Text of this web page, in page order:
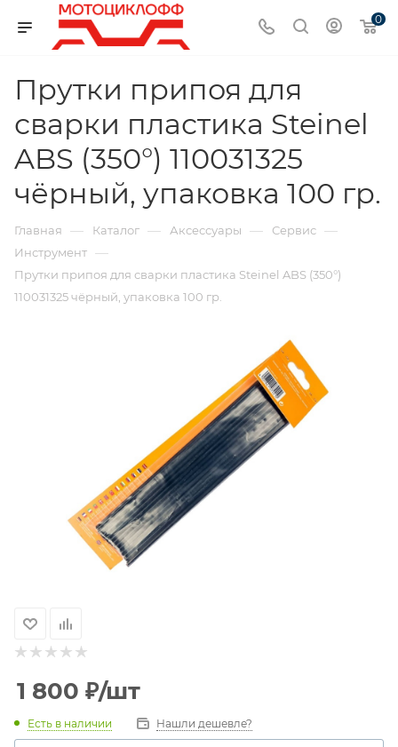
0
Прутки припоя для
сварки пластика Steinel
ABS (350°) 110031325
чёрный, упаковка 100 гр.
Главная — Каталог — Аксессуары — Сервис —
Инструмент —
Прутки припоя для сварки пластика Steinel ABS (350°)
110031325 чёрный, упаковка 100 гр.
1 800 ₽/шт
Есть в наличии Нашли дешевле?